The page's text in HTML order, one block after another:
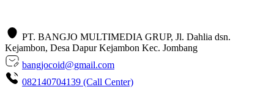
PT. BANGJO MULTIMEDIA GRUP, Jl. Dahlia dsn.
Kejambon, Desa Dapur Kejambon Kec. Jombang
bangjocoid@gmail.com
082140704139 (Call Center)